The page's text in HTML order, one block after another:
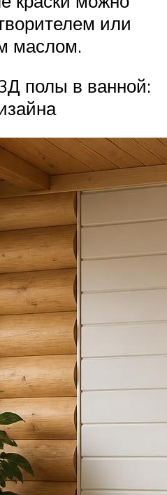
или
маслом.
полы в ванной: